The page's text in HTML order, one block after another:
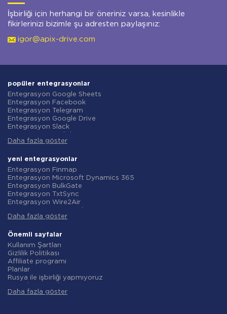
İşbirliği için herhangi bir öneriniz varsa, kesinlikle
fikirlerinizi bizimle şu adresten paylaşınız:
igor@apix-drive.com
popüler entegrasyonlar
Entegrasyon Google Sheets
Entegrasyon Facebook
Entegrasyon Telegram
Entegrasyon Google Drive
Entegrasyon Slack
Entegrasyon Gmail
Entegrasyon ClickUp
Entegrasyon Airtable
Entegrasyon Google Contacts
Entegrasyon OpenAI (ChatGPT)
Entegrasyon Instagram
Entegrasyon ActiveCampaign
Entegrasyon Typeform
Entegrasyon Salesforce CRM
Entegrasyon Notion
Entegrasyon AWeber
Entegrasyon Asana
Entegrasyon ZOHO CRM
Entegrasyon Webhooks
Entegrasyon GetResponse
Entegrasyon WooCommerce
Daha fazla göster
yeni entegrasyonlar
Entegrasyon Finmap
Entegrasyon Microsoft Dynamics 365
Entegrasyon BulkGate
Entegrasyon TxtSync
Entegrasyon Wire2Air
Entegrasyon Infobip
Entegrasyon AtomPark
Entegrasyon TXTImpact
Entegrasyon Campaign Monitor
Entegrasyon CM.com
Entegrasyon D7 Networks
Entegrasyon SMS.to
Entegrasyon SMSGlobal
Entegrasyon Textlocal
Daha fazla göster
Önemli sayfalar
Kullanım Şartları
Gizlilik Politikası
Affiliate programı
Planlar
Rusya ile işbirliği yapmıyoruz
iade politikasi
Daha fazla göster